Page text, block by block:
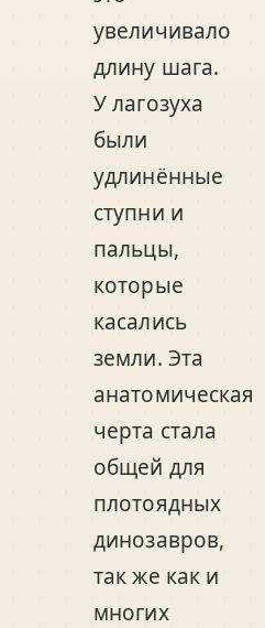
увеличивало
длину шага.
У лагозуха
были
удлинённые
ступни и
пальцы,
которые
касались
земли. Эта
анатомическая
черта стала
общей для
плотоядных
динозавров,
так же как и
многих